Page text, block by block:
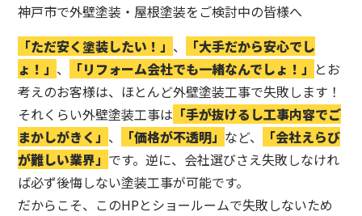
神戸市で外壁塗装・屋根塗装をご検討中の皆様へ
「ただ安く塗装したい！」 、
「大手だから安心でし
ょ！」 、 「リフォーム会社でも一緒なんでしょ！」 とお
考えのお客様は、ほとんど外壁塗装工事で失敗します！
それくらい外壁塗装工事は 「手が抜けるし工事内容でご
まかしがきく」 、 「価格が不透明」 など、
「会社えらび
が難しい業界」 です。逆に、会社選びさえ失敗しなけれ
ば必ず後悔しない塗装工事が可能です。
だからこそ、このHPとショールームで失敗しないため